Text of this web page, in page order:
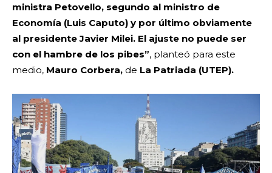
ministra Petovello, segundo al ministro de
Economía (Luis Caputo) y por último obviamente
al presidente Javier Milei. El ajuste no puede ser
con el hambre de los pibes”, planteó para este
medio, Mauro Corbera, de La Patriada (UTEP).